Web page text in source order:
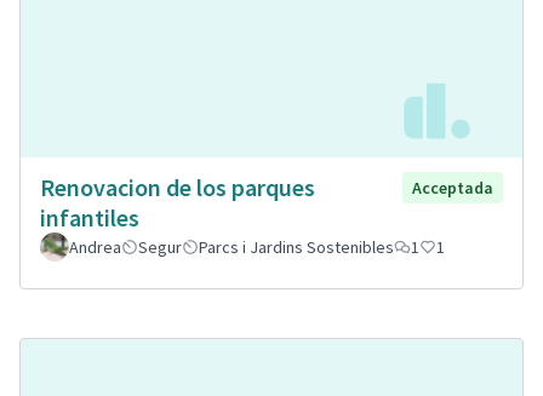
Renovacion de los parques
infantiles
Acceptada
Andrea Segur Parcs i Jardins Sostenibles 1 1